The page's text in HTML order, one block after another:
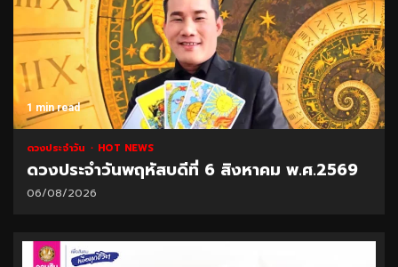
1 min read
ดวงประจำวัน HOT NEWS
ดวงประจำวันพฤหัสบดีที่ 6 สิงหาคม พ.ศ.2569
06/08/2026